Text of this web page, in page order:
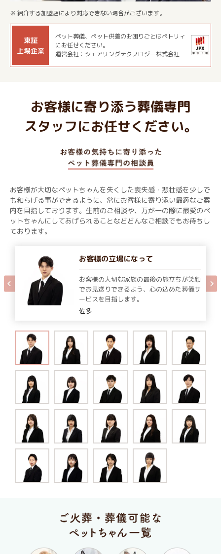
※ 紹介する加盟店により対応できない場合がございます。
東証
上場企業
ペット葬儀、ペット供養のお困りごとはペトリィ
にお任せください。
運営会社：シェアリングテクノロジー株式会社
お客様に寄り添う葬儀専門
スタッフにお任せください。
お客様が大切なペットちゃんを失くした喪失感・悲壮感を少しで
も和らげる事ができるように、常にお客様に寄り添い最適なご案
内を目指しております。生前のご相談や、万が一の際に最愛のペ
ットちゃんにしてあげられることなどどんなご相談でもお待ちし
ております。
お客様の立場になって
お客様の大切な家族の最後の旅立ちが笑顔
でお見送りできるよう、心の込めた葬儀サ
ービスを目指します。
佐多